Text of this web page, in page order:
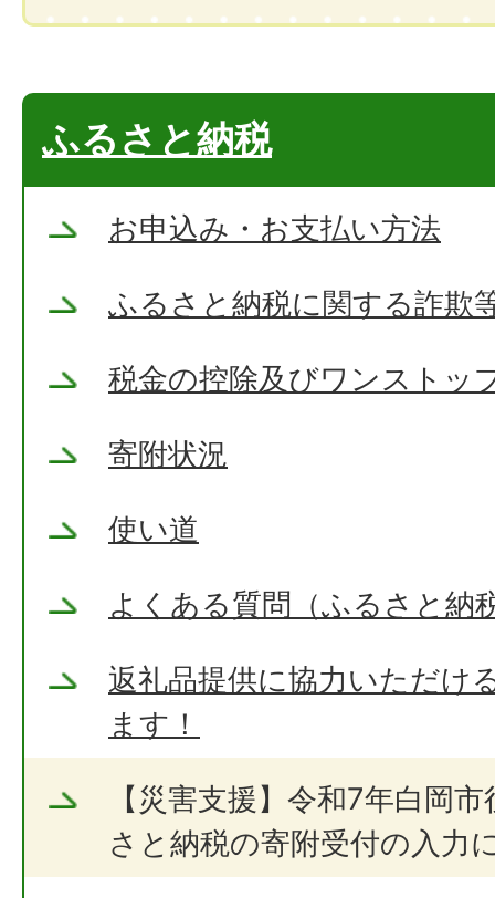
ふるさと納税
お申込み・お支払い方法
ふるさと納税に関する詐欺
税金の控除及びワンストッ
寄附状況
使い道
よくある質問（ふるさと納
返礼品提供に協力いただけ
ます！
【災害支援】令和7年白岡
さと納税の寄附受付の入力